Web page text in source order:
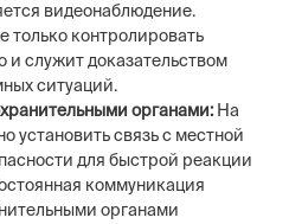
видеонаблюдение.
только контролировать
и служит доказательством
ситуаций.
органами: На
установить связь с местной
для быстрой реакции
коммуникация
органами